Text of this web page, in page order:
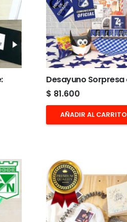
Desayuno
$ 81.600
AÑADIR AL CARRITO